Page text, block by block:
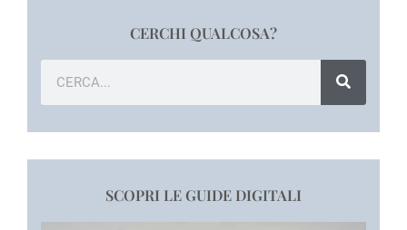
CERCHI QUALCOSA?
SCOPRI LE GUIDE DIGITALI